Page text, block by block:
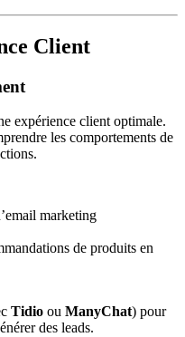
Client
expérience client optimale.
les comportements de
marketing
de produits en
Tidio ou ManyChat) pour
des leads.